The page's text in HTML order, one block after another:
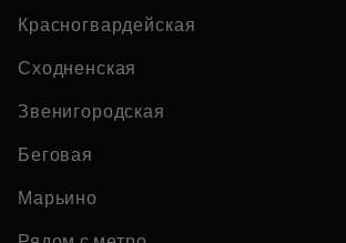
Красногвардейская
Сходненская
Звенигородская
Беговая
Марьино